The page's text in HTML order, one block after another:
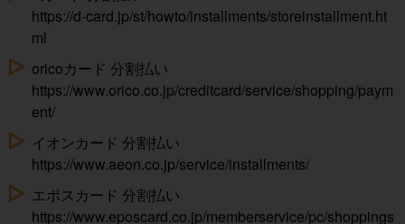
https://d-card.jp/st/howto/installments/storeinstallment.ht
ml
oricoカード 分割払い
https://www.orico.co.jp/creditcard/service/shopping/paym
ent/
イオンカード 分割払い
https://www.aeon.co.jp/service/installments/
エポスカード 分割払い
https://www.eposcard.co.jp/memberservice/pc/shoppings